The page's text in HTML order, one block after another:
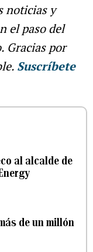
noticias y
el paso del
Gracias por
Suscríbete
al alcalde de
de un millón